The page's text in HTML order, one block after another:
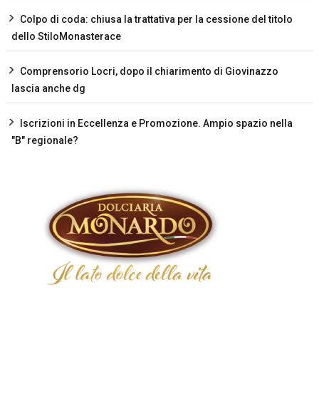
Colpo di coda: chiusa la trattativa per la cessione del titolo
dello StiloMonasterace
Comprensorio Locri, dopo il chiarimento di Giovinazzo
lascia anche dg
Iscrizioni in Eccellenza e Promozione. Ampio spazio nella
"B" regionale?